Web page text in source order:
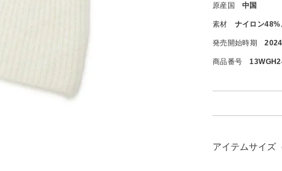
原産国 中国
素材 ナイロン
発売開始時期
商品番号
アイテムサイズ